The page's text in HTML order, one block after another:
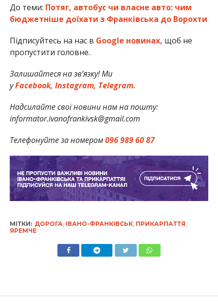
До теми: Потяг, автобус чи власне авто: чим
бюджетніше доїхати з Франківська до Ворохти
Підписуйтесь на нас в Google новинах, щоб не
пропустити головне.
Залишайтеся на зв’язку! Ми
уFacebook, Instagram, Telegram.
Надсилайте свої новини нам на пошту:
informator.ivanofrankivsk@gmail.com
Телефонуйте за номером096 989 60 87
МІТКИ: ДОРОГА, ІВАНО-ФРАНКІВСЬК, ПРИКАРПАТТЯ,
ЯРЕМЧЕ